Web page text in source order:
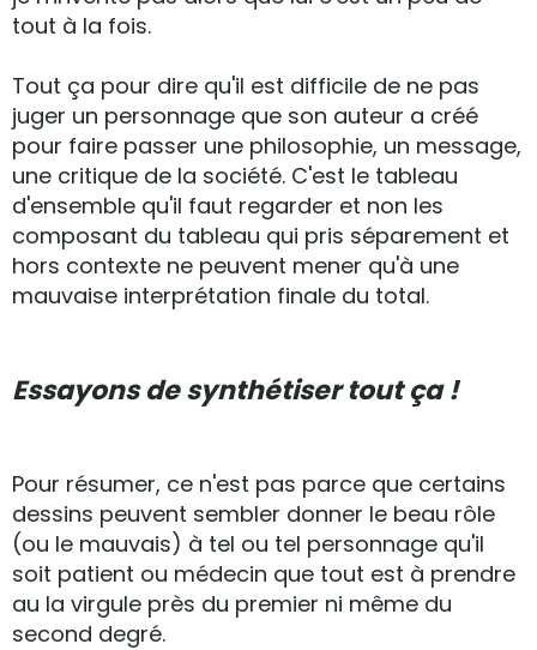
tout à la fois.
Tout ça pour dire qu'il est difficile de ne pas
juger un personnage que son auteur a créé
pour faire passer une philosophie, un message,
une critique de la société. C'est le tableau
d'ensemble qu'il faut regarder et non les
composant du tableau qui pris séparement et
hors contexte ne peuvent mener qu'à une
mauvaise interprétation finale du total.
Essayons de synthétiser tout ça !
Pour résumer, ce n'est pas parce que certains
dessins peuvent sembler donner le beau rôle
(ou le mauvais) à tel ou tel personnage qu'il
soit patient ou médecin que tout est à prendre
au la virgule près du premier ni même du
second degré.